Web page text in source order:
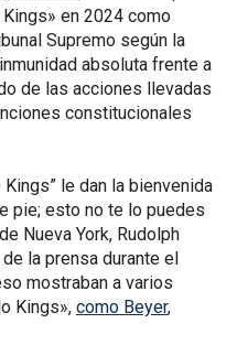
en 2024 como
Supremo según la
absoluta frente a
de las acciones llevadas
constitucionales
le dan la bienvenida
pie; esto no te lo puedes
Nueva York, Rudolph
la prensa durante el
mostraban a varios
Kings», como Beyer,